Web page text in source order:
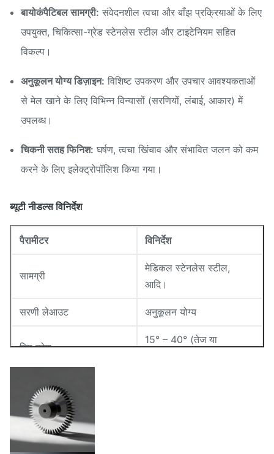
बायोकंपैटिबल सामग्री: संवेदनशील त्वचा और बाँझ प्रक्रियाओं के लिए
उपयुक्त, चिकित्सा-ग्रेड स्टेनलेस स्टील और टाइटेनियम सहित
विकल्प।
अनुकूलन योग्य डिज़ाइन: विशिष्ट उपकरण और उपचार आवश्यकताओं
से मेल खाने के लिए विभिन्न विन्यासों (सरणियों, लंबाई, आकार) में
उपलब्ध।
चिकनी सतह फिनिश: घर्षण, त्वचा खिंचाव और संभावित जलन को कम
करने के लिए इलेक्ट्रोपॉलिश किया गया।
ब्यूटी नीडल्स विनिर्देश
पैरामीटर विनिर्देश
सामग्री
मेडिकल स्टेनलेस स्टील,
आदि।
सरणी लेआउट अनुकूलन योग्य
टिप कोण
15° – 40° (तेज या
सतह फिनिश